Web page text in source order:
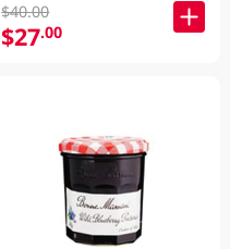
$40.00
$27.00